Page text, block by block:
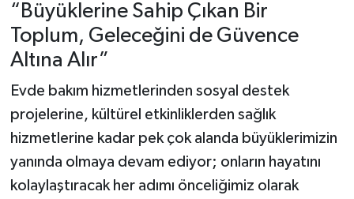
“Büyüklerine Sahip Çıkan Bir
Toplum, Geleceğini de Güvence
Altına Alır”
Evde bakım hizmetlerinden sosyal destek
projelerine, kültürel etkinliklerden sağlık
hizmetlerine kadar pek çok alanda büyüklerimizin
yanında olmaya devam ediyor; onların hayatını
kolaylaştıracak her adımı önceliğimiz olarak